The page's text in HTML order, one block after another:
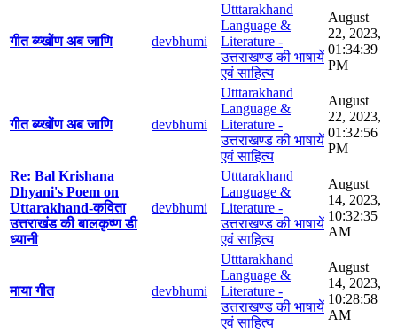
गीत ब्य्खोंण अब जाणि devbhumi
Utttarakhand
Language &
Literature -
उत्तराखण्ड की भाषायें
एवं साहित्य
August
22, 2023,
01:34:39
PM
गीत ब्य्खोंण अब जाणि devbhumi
Utttarakhand
Language &
Literature -
उत्तराखण्ड की भाषायें
एवं साहित्य
August
22, 2023,
01:32:56
PM
Re: Bal Krishana
Dhyani's Poem on
Uttarakhand-कविता
उत्तराखंड की बालकृष्ण डी
ध्यानी
devbhumi
Utttarakhand
Language &
Literature -
उत्तराखण्ड की भाषायें
एवं साहित्य
August
14, 2023,
10:32:35
AM
माया गीत devbhumi
Utttarakhand
Language &
Literature -
उत्तराखण्ड की भाषायें
एवं साहित्य
August
14, 2023,
10:28:58
AM